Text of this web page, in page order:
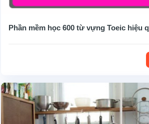
Phần mềm học 600 từ vựng Toeic hiệu